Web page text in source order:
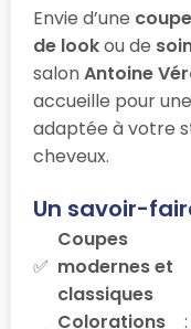
Envie d’une
de lookou de
salonAntoine
accueille pour
adaptée à votre
cheveux.
Un savoir-
Coupes
modernes et
classiques
Colorations